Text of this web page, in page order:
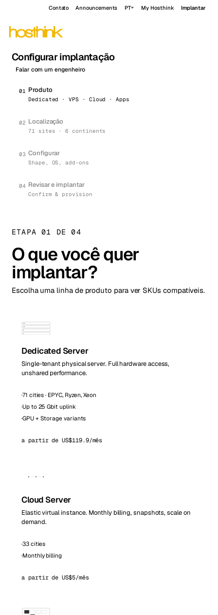
Contato Announcements PT My Hosthink Implantar
Configurar implantação
Falar com um engenheiro
01 Produto
Dedicated · VPS · Cloud · Apps
02 Localização
71 sites · 6 continents
03 Configurar
Shape, OS, add-ons
04 Revisar e implantar
Confirm & provision
ETAPA 01 DE 04
O que você quer
implantar?
Escolha uma linha de produto para ver SKUs compatíveis.
Dedicated Server
Single-tenant physical server. Full hardware access,
unshared performance.
·71 cities · EPYC, Ryzen, Xeon
·Up to 25 Gbit uplink
·GPU + Storage variants
a partir de US$119.9/mês
Cloud Server
Elastic virtual instance. Monthly billing, snapshots, scale on
demand.
·33 cities
·Monthly billing
a partir de US$5/mês